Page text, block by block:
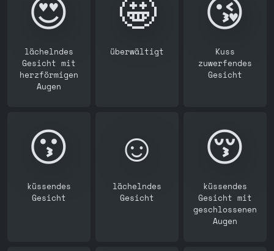
lächelndes
Gesicht mit
herzförmigen
Augen
überwältigt
Kuss
zuwerfendes
Gesicht
😗
küssendes
Gesicht
☺️
lächelndes
Gesicht
😚
küssendes
Gesicht mit
geschlossenen
Augen